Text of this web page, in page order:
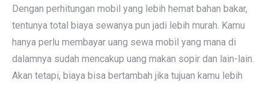
Dengan perhitungan mobil yang lebih hemat bahan bakar,
tentunya total biaya sewanya pun jadi lebih murah. Kamu
hanya perlu membayar uang sewa mobil yang mana di
dalamnya sudah mencakup uang makan sopir dan lain-lain.
Akan tetapi, biaya bisa bertambah jika tujuan kamu lebih